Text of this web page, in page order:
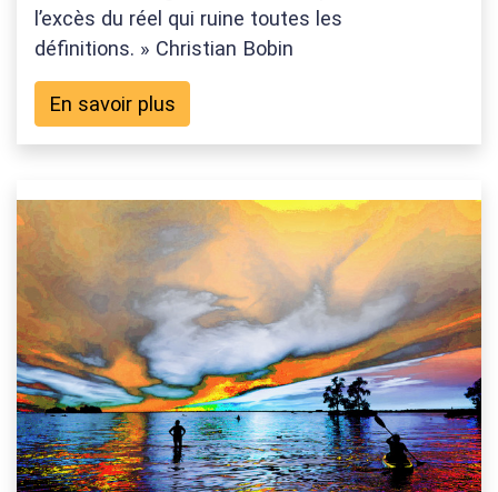
l’excès du réel qui ruine toutes les
définitions. » Christian Bobin
En savoir plus